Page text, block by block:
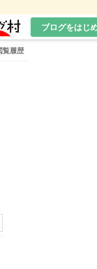
ブログをはじ
覧履歴